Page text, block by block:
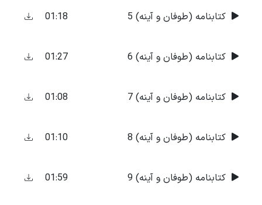
کتابنامه (طوفان و آینه) 5 01:18
کتابنامه (طوفان و آینه) 6 01:27
کتابنامه (طوفان و آینه) 7 01:08
کتابنامه (طوفان و آینه) 8 01:10
کتابنامه (طوفان و آینه) 9 01:59